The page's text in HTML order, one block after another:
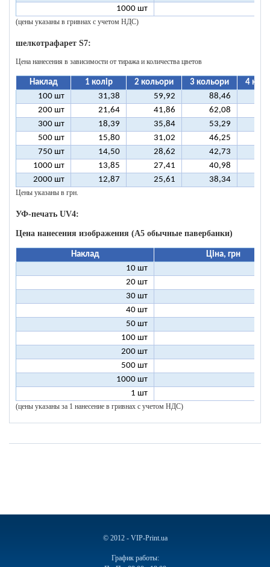
1000 шт
(цены указаны в гривнах с учетом НДС)
шелкотрафарет S7:
Цена нанесения в зависимости от тиража и количества цветов
Наклад 1 колір 2 кольори 3 кольори
4
100 шт
31,38 59,92 88,46
200 шт
21,64 41,86 62,08
300 шт
18,39 35,84 53,29
500 шт
15,80 31,02 46,25
750 шт
14,50 28,62 42,73
1000 шт
13,85 27,41 40,98
2000 шт
12,87 25,61 38,34
Цены указаны в грн.
УФ-печать UV4:
Цена нанесения изображения (А5 обычные павербанки)
Наклад
Ціна, грн
10 шт
20 шт
30 шт
40 шт
50 шт
100 шт
200 шт
500 шт
1000 шт
1 шт
(цены указаны за 1 нанесение в гривнах с учетом НДС)
© 2012 - VIP-Print.ua
График работы: